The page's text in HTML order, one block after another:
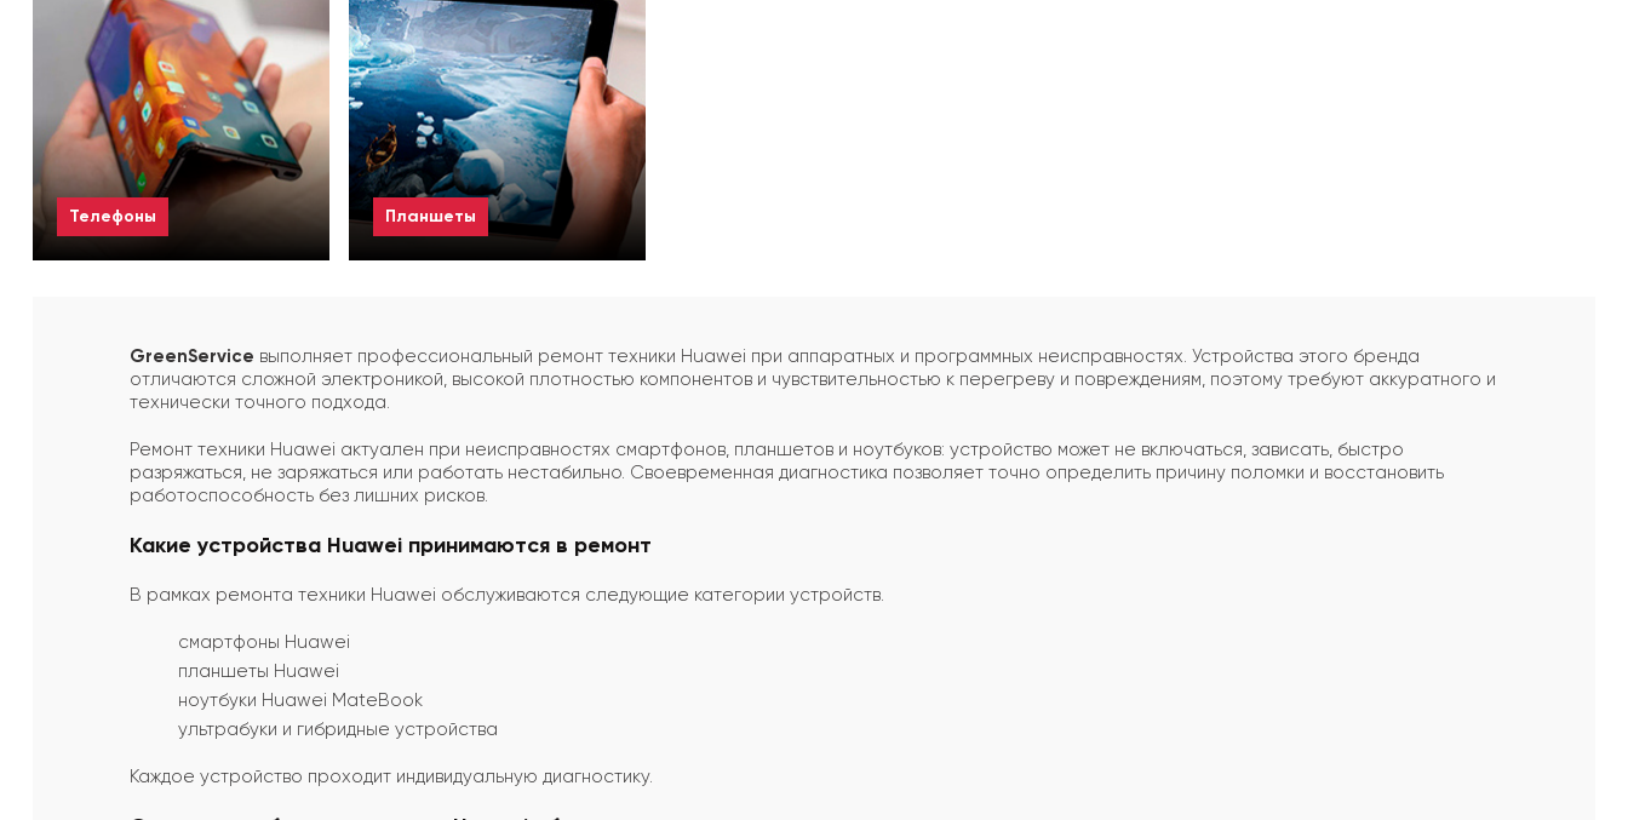
Телефоны Планшеты
GreenService выполняет профессиональный ремонт техники Huawei при аппаратных и программных неисправностях. Устройства этого бренда
отличаются сложной электроникой, высокой плотностью компонентов и чувствительностью к перегреву и повреждениям, поэтому требуют аккуратного и
технически точного подхода.
Ремонт техники Huawei актуален при неисправностях смартфонов, планшетов и ноутбуков: устройство может не включаться, зависать, быстро
разряжаться, не заряжаться или работать нестабильно. Своевременная диагностика позволяет точно определить причину поломки и восстановить
работоспособность без лишних рисков.
Какие устройства Huawei принимаются в ремонт
В рамках ремонта техники Huawei обслуживаются следующие категории устройств.
смартфоны Huawei
планшеты Huawei
ноутбуки Huawei MateBook
ультрабуки и гибридные устройства
Каждое устройство проходит индивидуальную диагностику.